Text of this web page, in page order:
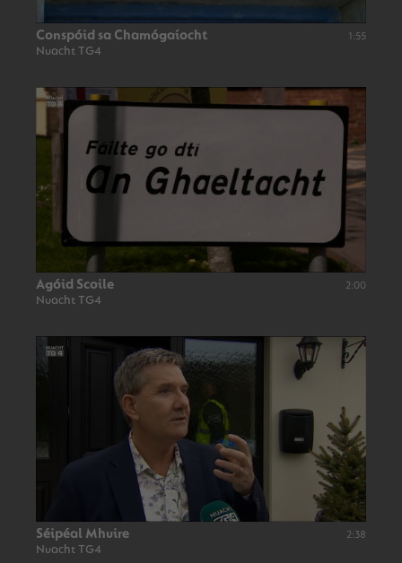
Conspóid sa Chamógaíocht
Nuacht TG4
1:55
Agóid Scoile
Nuacht TG4
2:00
Séipéal Mhuire
Nuacht TG4
2:38